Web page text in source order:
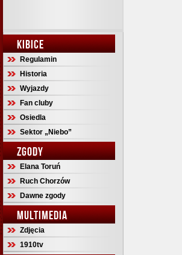
KIBICE
Regulamin
Historia
Wyjazdy
Fan cluby
Osiedla
Sektor „Niebo”
ZGODY
Elana Toruń
Ruch Chorzów
Dawne zgody
MULTIMEDIA
Zdjęcia
1910tv